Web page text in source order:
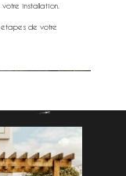
installation.
de votre